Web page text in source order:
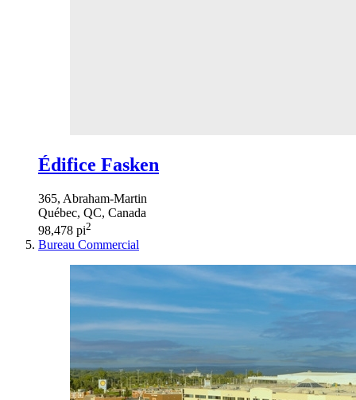
Édifice Fasken
365, Abraham-Martin
Québec, QC, Canada
98,478 pi2
Bureau Commercial